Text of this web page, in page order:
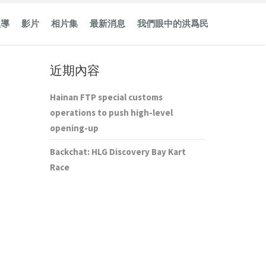
影片 相片集 最新消息 我們眼中的洪爲民
近期內容
Hainan FTP special customs
operations to push high-level
opening-up
Backchat: HLG Discovery Bay Kart
Race